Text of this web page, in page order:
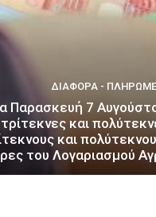
ΔΙΆΦΟΡΑ -
Παρασκευή 7
και
και
του Λογαριασμού